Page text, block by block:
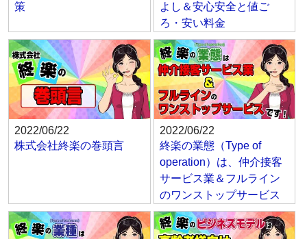
策
よし＆安心安全と値ご
ろ・安い料金
2022/06/22
株式会社終楽の巻頭言
2022/06/22
終楽の業態（Type of
operation）は、仲介接客
サービス業＆フルライン
のワンストップサービス